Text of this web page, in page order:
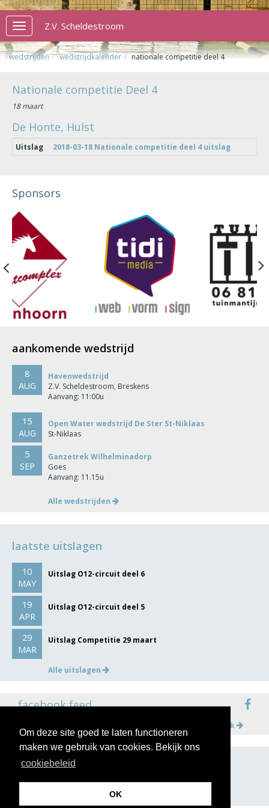
Om deze site goed te laten functioneren
maken we gebruik van cookies. Bekijk ons
cookiebeleid
OK
Toggle
navigation
Z.V. Scheldestroom
wedstrijden wedstrijdkalender nationale competitie deel 4
Nationale competitie Deel 4
18 maart
De Honte, Hulst
Uitslag 2018-03-18 Nationale competitie deel 4 uitslag
Sponsors
Previous
aankomende wedstrijd
8
AUG
Havenwedstrijd
Z.V. Scheldestroom, Breskens
Aanvang: 11:00u
15
AUG
Open Water wedstrijd De Ster St-Niklaas
St-Niklaas
5
SEP
Ganzetrek Wilhelminadorp
Goes
Aanvang: 11.15u
Alle wedstrijden
laatste uitslagen
10
MAY
Uitslag O12-circuit deel 6
19
APR
Uitslag O12-circuit deel 5
29
MAR
Uitslag Competitie 29 maart
Alle uitslagen
facebook feed
Meer op facebook
volg ons op